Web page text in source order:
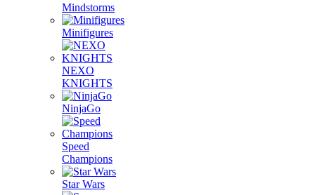
Mindstorms
Minifigures
NEXO
KNIGHTS
NinjaGo
Speed
Champions
Star Wars